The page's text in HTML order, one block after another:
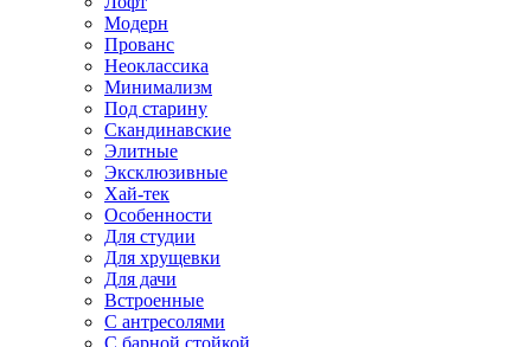
Модерн
Прованс
Неоклассика
Минимализм
Под старину
Скандинавские
Элитные
Эксклюзивные
Хай-тек
Особенности
Для студии
Для хрущевки
Для дачи
Встроенные
С антресолями
С барной стойкой